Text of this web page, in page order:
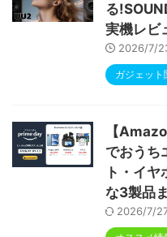
る
実機レビ
2026/7/
ガジェット
【
でおうち
ト・イ
な3製品
2026/7/